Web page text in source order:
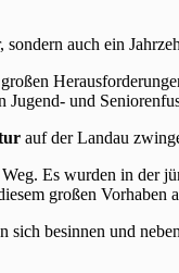
auch ein
Jugend- und
auf der Landau
Es wurden in der
großen Vorhaben
sich besinnen und